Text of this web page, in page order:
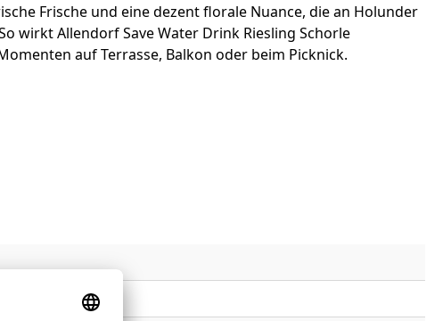
Frische und eine dezent florale Nuance, die an Holunder
wirkt Allendorf Save Water Drink Riesling Schorle
auf Terrasse, Balkon oder beim Picknick.
Kohlensäure